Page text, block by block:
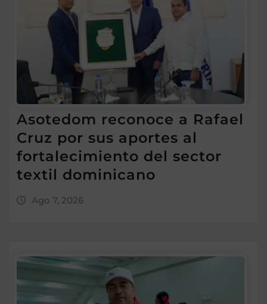
Asotedom reconoce a Rafael
Cruz por sus aportes al
fortalecimiento del sector
textil dominicano
Ago 7, 2026